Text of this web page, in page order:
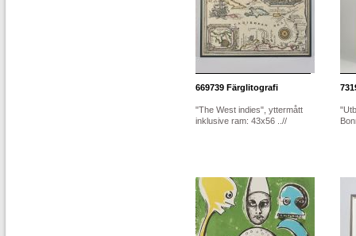
669739 Färglitografi
"The West indies", yttermått
inklusive ram: 43x56 ..//